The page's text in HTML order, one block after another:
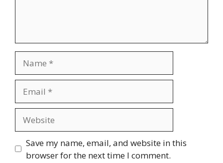
Save my name, email, and website in this
browser for the next time I comment.